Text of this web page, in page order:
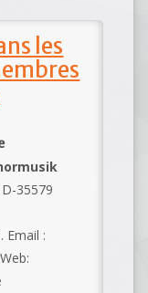
les
35579
Email :